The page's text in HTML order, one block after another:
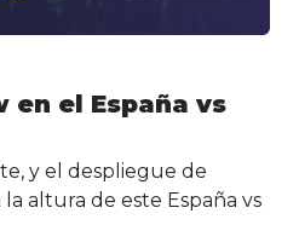
en el España vs
y el despliegue de
la altura de este España vs